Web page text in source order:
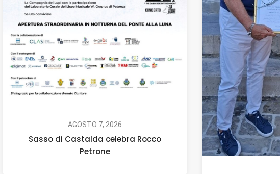
AGOSTO 7, 2026
Sasso di Castalda celebra Rocco
Petrone